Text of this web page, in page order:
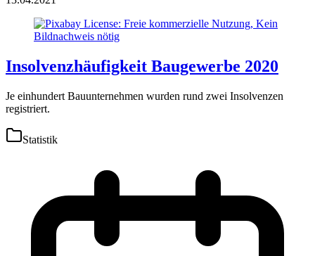
Insolvenzhäufigkeit Baugewerbe 2020
Je einhundert Bauunternehmen wurden rund zwei Insolvenzen
registriert.
Statistik